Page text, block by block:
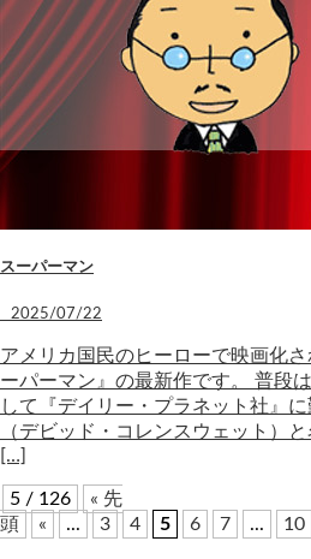
スーパーマン
2025/07/22
アメリカ国民のヒーローで映画化
ーパーマン』の最新作です。 普段
して『デイリー・プラネット社』
（デビッド・コレンスウェット）
[…]
5 / 126
« 先
頭
« ... 3 4 5 6 7 ... 10